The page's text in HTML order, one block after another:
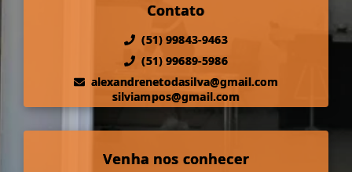
Contato
(51) 99843-9463
(51) 99689-5986
alexandrenetodasilva@gmail.com
silviampos@gmail.com
Venha nos conhecer